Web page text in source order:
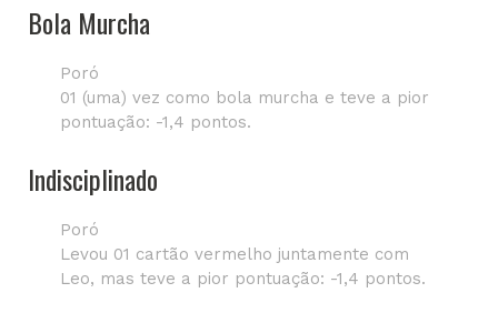
Bola Murcha
Poró
01 (uma) vez como bola murcha e teve a pior
pontuação: -1,4 pontos.
Indisciplinado
Poró
Levou 01 cartão vermelho juntamente com
Leo, mas teve a pior pontuação: -1,4 pontos.